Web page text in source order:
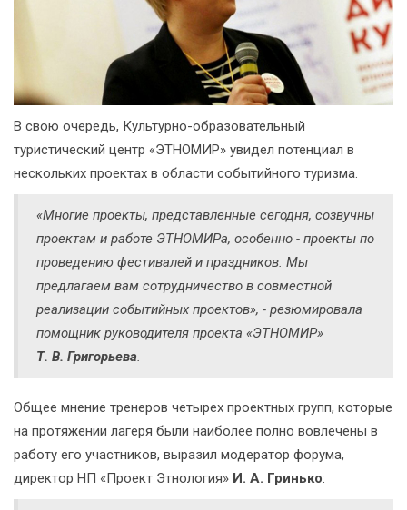
В свою очередь, Культурно-образовательный
туристический центр «ЭТНОМИР» увидел потенциал в
нескольких проектах в области событийного туризма.
«Многие проекты, представленные сегодня, созвучны
проектам и работе ЭТНОМИРа, особенно - проекты по
проведению фестивалей и праздников. Мы
предлагаем вам сотрудничество в совместной
реализации событийных проектов», - резюмировала
помощник руководителя проекта «ЭТНОМИР»
Т. В. Григорьева
Общее мнение тренеров четырех проектных групп, которые
на протяжении лагеря были наиболее полно вовлечены в
работу его участников, выразил модератор форума,
директор НП «Проект Этнология» И. А. Гринько: